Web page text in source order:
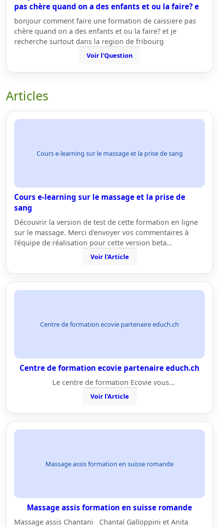
pas chère quand on a des enfants et ou la faire? e
bonjour comment faire une formation de caissiere pas
chère quand on a des enfants et ou la faire? et je
recherche surtout dans la region de fribourg
Voir l'Question
Articles
Cours e-learning sur le massage et la prise de sang
Cours e-learning sur le massage et la prise de
sang
Découvrir la version de test de cette formation en ligne
sur le massage. Merci d'envoyer vos commentaires à
l'équipe de réalisation pour cette version beta…
Voir l'Article
Centre de formation ecovie partenaire educh.ch
Centre de formation ecovie partenaire educh.ch
Le centre de formation Ecovie vous…
Voir l'Article
Massage assis formation en suisse romande
Massage assis formation en suisse romande
Massage assis Chantani Chantal Galloppini et Anita